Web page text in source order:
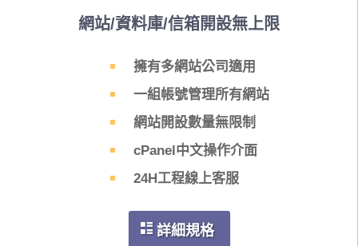
網站/資料庫/信箱開設無上限
擁有多網站公司適用
一組帳號管理所有網站
網站開設數量無限制
cPanel中文操作介面
24H工程線上客服
詳細規格